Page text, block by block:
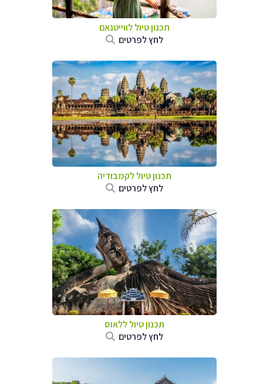
תכנון טיול לווייטנאם
לחץ לפרטים
תכנון טיוללקמבודיה
לחץ לפרטים
תכנון טיולללאוס
לחץ לפרטים